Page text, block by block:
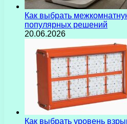
Как выбрать
популярных решений
20.06.2026
Как выбрать уровень